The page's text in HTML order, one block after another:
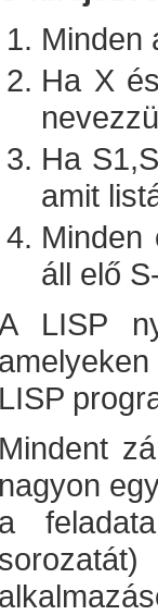
Minden
Ha X
Ha
amit
Minden
áll elő
A LISP
LISP
Mindent
nagyon
a